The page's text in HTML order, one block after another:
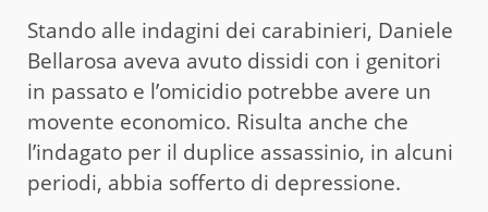
Stando alle indagini dei carabinieri, Daniele
Bellarosa aveva avuto dissidi con i genitori
in passato e l’omicidio potrebbe avere un
movente economico. Risulta anche che
l’indagato per il duplice assassinio, in alcuni
periodi, abbia sofferto di depressione.